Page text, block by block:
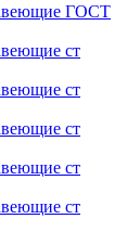
ГОСТ
ст
ст
ст
ст
ст